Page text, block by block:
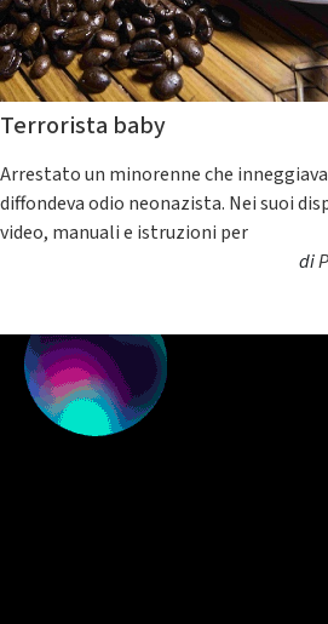
Terrorista baby
Arrestato un minorenne che inneggiava
diffondeva odio neonazista. Nei suoi
video, manuali e istruzioni per
di